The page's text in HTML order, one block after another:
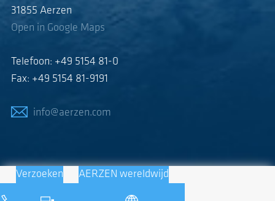
31855 Aerzen
Open in Google Maps
Telefoon: +49 5154 81-0
Fax: +49 5154 81-9191
info@aerzen.com
Verzoeken AERZEN wereldwijd